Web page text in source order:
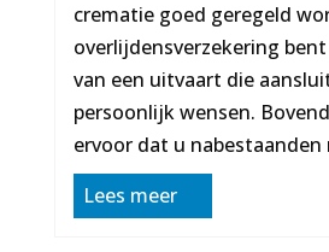
crematie goed geregeld
overlijdensverzekering
van een uitvaart die
persoonlijk wensen.
ervoor dat u nabestaanden
Lees meer